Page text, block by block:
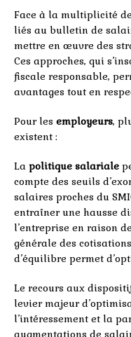
Face à la multiplicité
liés au bulletin de
mettre en œuvre des
Ces approches, qui
fiscale responsable,
avantages tout en
Pour les employeurs,
existent :
La politique salariale
compte des seuils
salaires proches du
entraîner une hausse
l’entreprise en raison
générale des
d’équilibre permet
Le recours aux
levier majeur
l’intéressement et la
augmentations de